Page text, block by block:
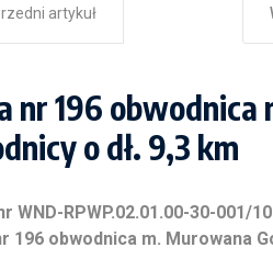
artykuł
nr 196 obwodnica
o dł. 9,3 km
WND-RPWP.02.01.00-30-001/10
196 obwodnica m. Murowana